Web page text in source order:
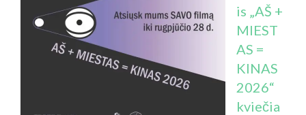
is „AŠ +
MIEST
AS =
KINAS
2026“
kviečia